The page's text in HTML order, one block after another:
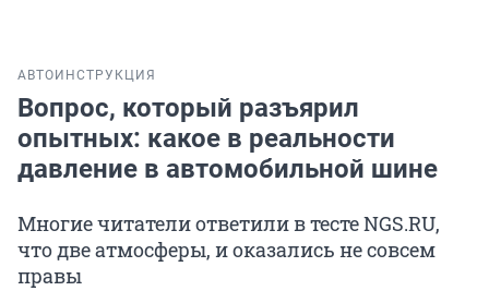
АВТО ИНСТРУКЦИЯ
Вопрос, который разъярил
опытных: какое в реальности
давление в автомобильной шине
Многие читатели ответили в тесте NGS.RU,
что две атмосферы, и оказались не совсем
правы